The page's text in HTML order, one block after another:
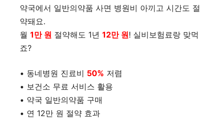
약국에서 일반의약품 사면 병원비 아끼고 시간도 절
약돼요.
월 1만 원 절약해도 1년 12만 원! 실비보험료랑 맞먹
죠?
• 동네병원 진료비 50% 저렴
• 보건소 무료 서비스 활용
• 약국 일반의약품 구매
• 연 12만 원 절약 효과